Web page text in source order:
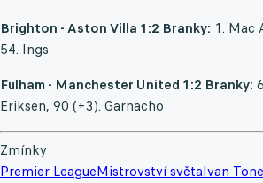
Brighton - Aston Villa 1:2 Branky: 1. Mac
54. Ings
Fulham - Manchester United 1:2 Branky:
Eriksen, 90 (+3). Garnacho
Zmínky
Premier LeagueMistrovství světaIvan